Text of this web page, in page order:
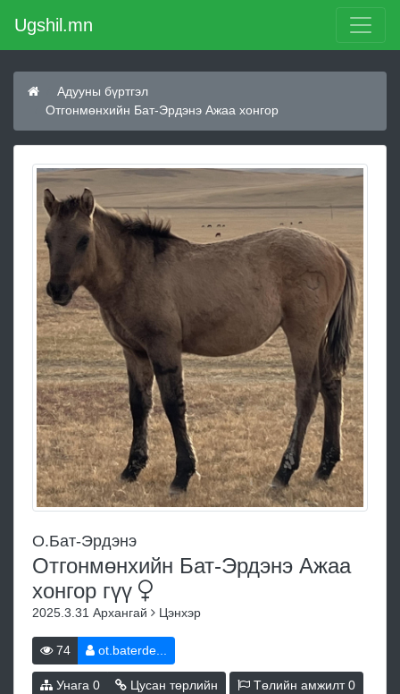
Ugshil.mn
Адууны бүртгэл
Отгонмөнхийн Бат-Эрдэнэ Ажаа хонгор
О.Бат-Эрдэнэ
Отгонмөнхийн Бат-Эрдэнэ Ажаа
хонгор гүү
2025.3.31 Архангай Цэнхэр
74 ot.baterde...
Унага 0 Цусан төрлийн Төлийн амжилт0